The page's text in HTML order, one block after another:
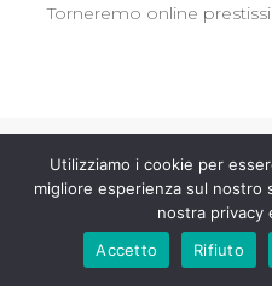
Torneremo online
Utilizziamo i cookie per
migliore esperienza sul nostro
nostra privacy
Accetto
Rifiuto